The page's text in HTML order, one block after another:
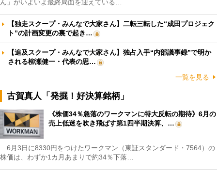
ん」がいよいよ最終局面を迎えている…
【独走スクープ・みんなで大家さん】二転三転した“成田プロジェク
ト”の計画変更の裏で起き…
【追及スクープ・みんなで大家さん】独占入手“内部議事録”で明か
される柳瀬健一・代表の思…
一覧を見る
古賀真人「発掘！好決算銘柄」
《株価34％急落のワークマンに特大反転の期待》6月の
売上低迷を吹き飛ばす第1四半期決算、…
6月3日に8330円をつけたワークマン（東証スタンダード・7564）の
株価は、わずか1カ月あまりで約34％下落…